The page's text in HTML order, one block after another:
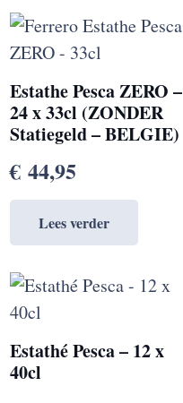
Estathe Pesca ZERO –
24 x 33cl (ZONDER
Statiegeld – BELGIE)
€ 44,95
Lees verder
Estathé Pesca – 12 x
40cl